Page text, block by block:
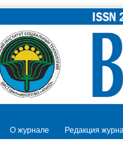
О журнале Редакция